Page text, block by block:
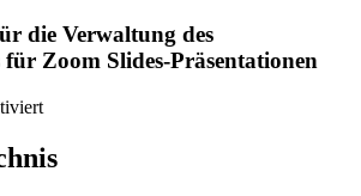
die Verwaltung des
für Zoom Slides-Präsentationen